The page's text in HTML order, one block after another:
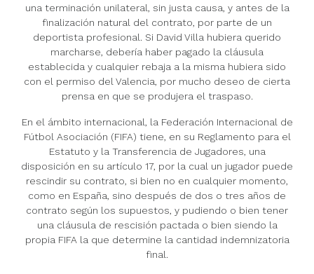
una terminación unilateral, sin justa causa, y antes de la
finalización natural del contrato, por parte de un
deportista profesional. Si David Villa hubiera querido
marcharse, debería haber pagado la cláusula
establecida y cualquier rebaja a la misma hubiera sido
con el permiso del Valencia, por mucho deseo de cierta
prensa en que se produjera el traspaso.
En el ámbito internacional, la Federación Internacional de
Fútbol Asociación (FIFA) tiene, en su Reglamento para el
Estatuto y la Transferencia de Jugadores, una
disposición en su artículo 17, por la cual un jugador puede
rescindir su contrato, si bien no en cualquier momento,
como en España, sino después de dos o tres años de
contrato según los supuestos, y pudiendo o bien tener
una cláusula de rescisión pactada o bien siendo la
propia FIFA la que determine la cantidad indemnizatoria
final.